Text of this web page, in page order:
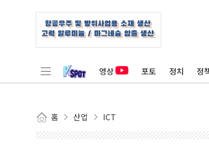
영상 포토 정치 정
홈 산업 ICT